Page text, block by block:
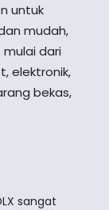
untuk
mudah,
dari
elektronik,
bekas,
sangat